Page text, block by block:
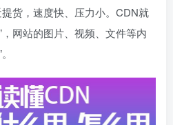
货，速度快、压力小。CDN就
网站的图片、视频、文件等内